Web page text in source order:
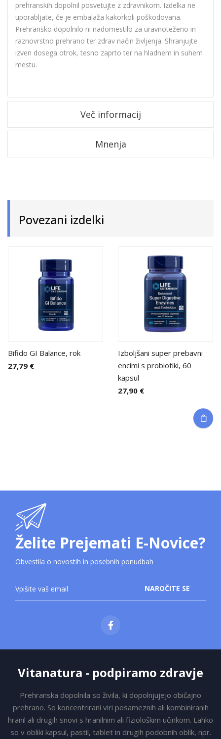
prehranskih dopolnil posvetujte z zdravnikom. Izdelka ne
uporabljate, če je embalaža kakorkoli poškodovana.
Prehransko dopolnilo ni nadomestilo za uravnoteženo in
raznovrstno prehrano ter zdrav način življenja. Shranjujte
izven dosega otrok, tesno zaprto ter na hladnem in suhem
mestu.
Več informacij
Mnenja
Povezani izdelki
Bifido GI Balance, rok
27,79 €
Izboljšani super prebavni
encimi s probiotiki, 60
kapsul
27,90 €
Želite Prejemati E-Novice?
Obvestila o novostih in posebnih ponudbah
se
NAROČITE SE
Vitanatura - podpiramo zdravje
Prehranska dopolnila so živila, ki dopolnjujejo običajno
prehrano. So koncentrirani viri posameznih ali kombiniranih
hranil ali drugih snovi s hranilnim ali fiziološkim učinkom. Lahko
so v obliki kapsul, pastil, tablet in drugih podobnih oblik, npr.